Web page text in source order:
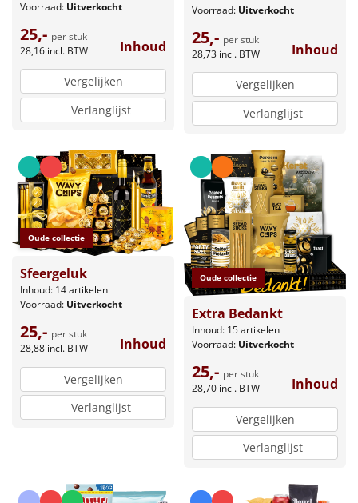
Voorraad: Uitverkocht
25,- per stuk
28,16 incl. BTW Inhoud
Vergelijken
Verlanglijst
Voorraad: Uitverkocht
25,- per stuk
28,73 incl. BTW Inhoud
Vergelijken
Verlanglijst
Oude collectie
Sfeergeluk
Inhoud: 14 artikelen
Voorraad: Uitverkocht
25,- per stuk
28,88 incl. BTW Inhoud
Vergelijken
Verlanglijst
Oude collectie
Extra Bedankt
Inhoud: 15 artikelen
Voorraad: Uitverkocht
25,- per stuk
28,70 incl. BTW Inhoud
Vergelijken
Verlanglijst